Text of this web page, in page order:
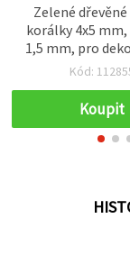
Zelené
korálky 4x5
1,5 mm, pro
g (cca 1130
Kód:
Koupit